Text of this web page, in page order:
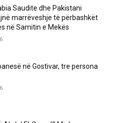
Saudite dhe Pakistani
marrëveshje të përbashkët
në Samitin e Mekës
në Gostivar, tre persona